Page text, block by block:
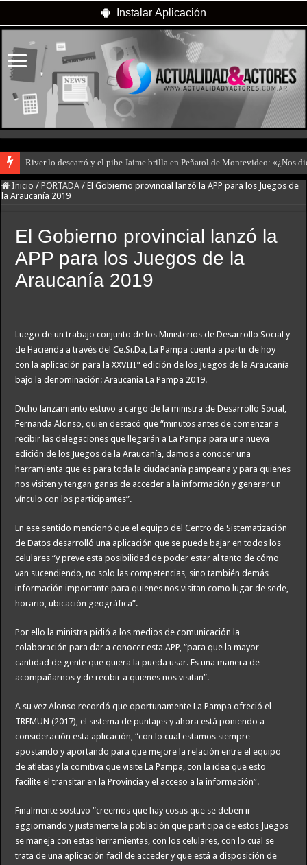
Instalar Aplicación
River lo descartó y el pibe Jaime brilla en Peñarol de Montevideo: «¿Nos
Inicio / PORTADA / El Gobierno provincial lanzó la APP para los Juegos de
la Araucanía 2019
El Gobierno provincial lanzó la
APP para los Juegos de la
Araucanía 2019
Luego de un trabajo conjunto de los Ministerios de Desarrollo Social y
de Hacienda a través del Ce.Si.Da, La Pampa cuenta a partir de hoy
con la aplicación para la XXVIII° edición de los Juegos de la Araucanía
bajo la denominación: Araucania La Pampa 2019.
Dicho lanzamiento estuvo a cargo de la ministra de Desarrollo Social,
Fernanda Alonso, quien destacó que “minutos antes de comenzar a
recibir las delegaciones que llegarán a La Pampa para una nueva
edición de los Juegos de la Araucanía, damos a conocer una
herramienta que es para toda la ciudadanía pampeana y para quienes
nos visiten y tengan ganas de acceder a la información y generar un
vínculo con los participantes”.
En ese sentido mencionó que el equipo del Centro de Sistematización
de Datos desarrolló una aplicación que se puede bajar en todos los
celulares “y preve esta posibilidad de poder estar al tanto de cómo
van sucendiendo, no solo las competencias, sino también demás
información importante para quienes nos visitan como lugar de sede,
horario, ubicación geográfica”.
Por ello la ministra pidió a los medios de comunicación la
colaboración para dar a conocer esta APP, “para que la mayor
cantidad de gente que quiera la pueda usar. Es una manera de
acompañarnos y de recibir a quienes nos visitan”.
A su vez Alonso recordó que oportunamente La Pampa ofreció el
TREMUN (2017), el sistema de puntajes y ahora está poniendo a
consideración esta aplicación, “con lo cual estamos siempre
apostando y aportando para que mejore la relación entre el equipo
de atletas y la comitiva que visite La Pampa, con la idea que esto
facilite el transitar en la Provincia y el acceso a la información”.
Finalmente sostuvo “creemos que hay cosas que se deben ir
aggiornando y justamente la población que participa de estos Juegos
se maneja con estas herramientas, con los celulares, con lo cual se
trata de una aplicación facil de acceder y que está a disposición de